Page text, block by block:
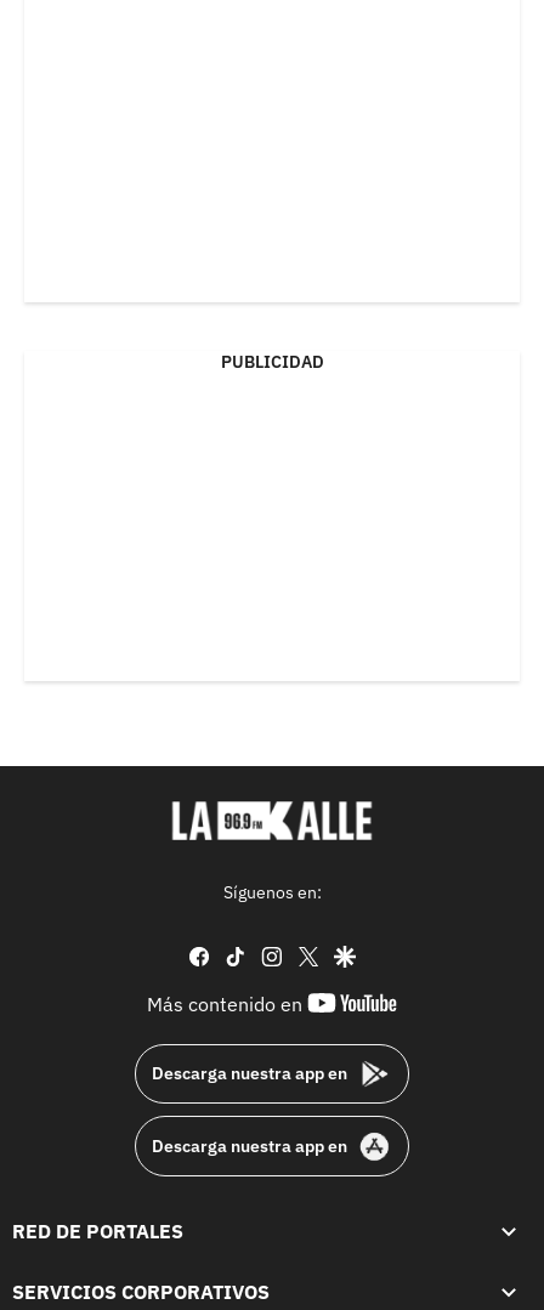
PUBLICIDAD
Síguenos en:
facebook
tiktok instagram
twittergoogle
Más contenido en
youtube-
Descarga nuestra app en
Descarga nuestra app en
RED DE PORTALES
SERVICIOS CORPORATIVOS